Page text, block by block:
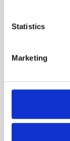
Statistics
Marketing
MARVIN
Mitgründer,
be imifitto.
AUFSICHTSRAT